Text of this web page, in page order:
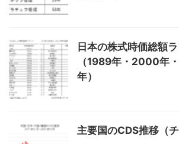
日本の株式時価総額
（1989年・2000年
年）
主要国のCDS推移（チ